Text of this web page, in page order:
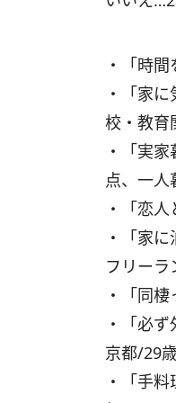
・「時
・「家
校・教育
・「実
点、一
・「恋
・「家
フリーラ
・「同
・「必
京都/29
・「手